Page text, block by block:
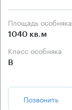
Площадь особняка
1040 кв.м
Класс особняка
B
Позвонить